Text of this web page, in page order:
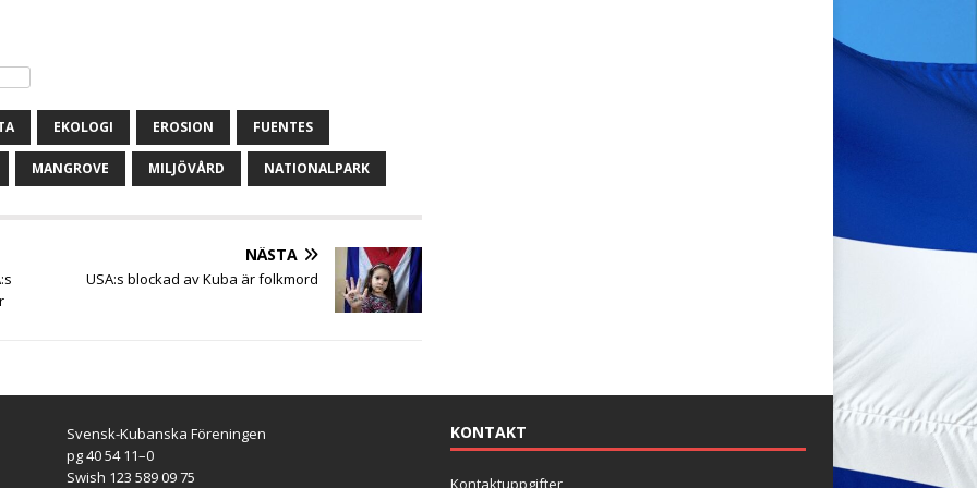
EKOLOGI EROSION FUENTES
MANGROVE MILJÖVÅRD NATIONALPARK
NÄSTA
USA:s blockad av Kuba är folkmord
Svensk-Kubanska Föreningen
pg 40 54 11–0
Swish 123 589 09 75
KONTAKT
Kontaktuppgifter